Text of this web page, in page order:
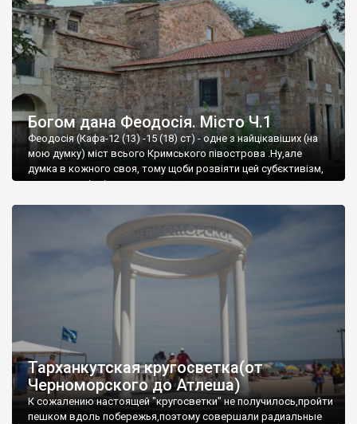
Богом дана Феодосія. Місто Ч.1
Феодосія (Кафа-12 (13) -15 (18) ст) - одне з найцікавіших (на
мою думку) міст всього Кримського півострова .Ну,але
думка в кожного своя, тому щоби розвіяти цей субєктивізм,
запрошую відвідати це
Тарханкутская кругосветка(от
Черноморского до Атлеша)
К сожалению настоящей "кругосветки" не получилось,пройти
пешком вдоль побережья,поэтому совершали радиальные